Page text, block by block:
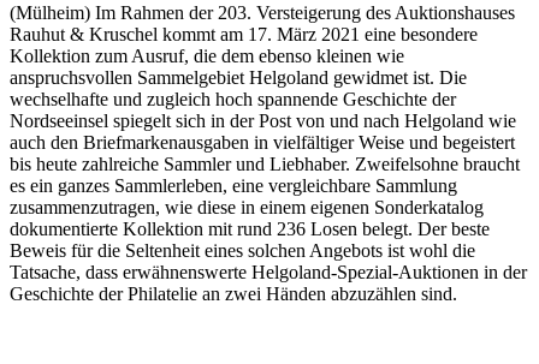
(Mülheim) Im Rahmen der 203. Versteigerung des Auktionshauses
Rauhut & Kruschel kommt am 17. März 2021 eine besondere
Kollektion zum Ausruf, die dem ebenso kleinen wie
anspruchsvollen Sammelgebiet Helgoland gewidmet ist. Die
wechselhafte und zugleich hoch spannende Geschichte der
Nordseeinsel spiegelt sich in der Post von und nach Helgoland wie
auch den Briefmarkenausgaben in vielfältiger Weise und begeistert
bis heute zahlreiche Sammler und Liebhaber. Zweifelsohne braucht
es ein ganzes Sammlerleben, eine vergleichbare Sammlung
zusammenzutragen, wie diese in einem eigenen Sonderkatalog
dokumentierte Kollektion mit rund 236 Losen belegt. Der beste
Beweis für die Seltenheit eines solchen Angebots ist wohl die
Tatsache, dass erwähnenswerte Helgoland-Spezial-Auktionen in der
Geschichte der Philatelie an zwei Händen abzuzählen sind.